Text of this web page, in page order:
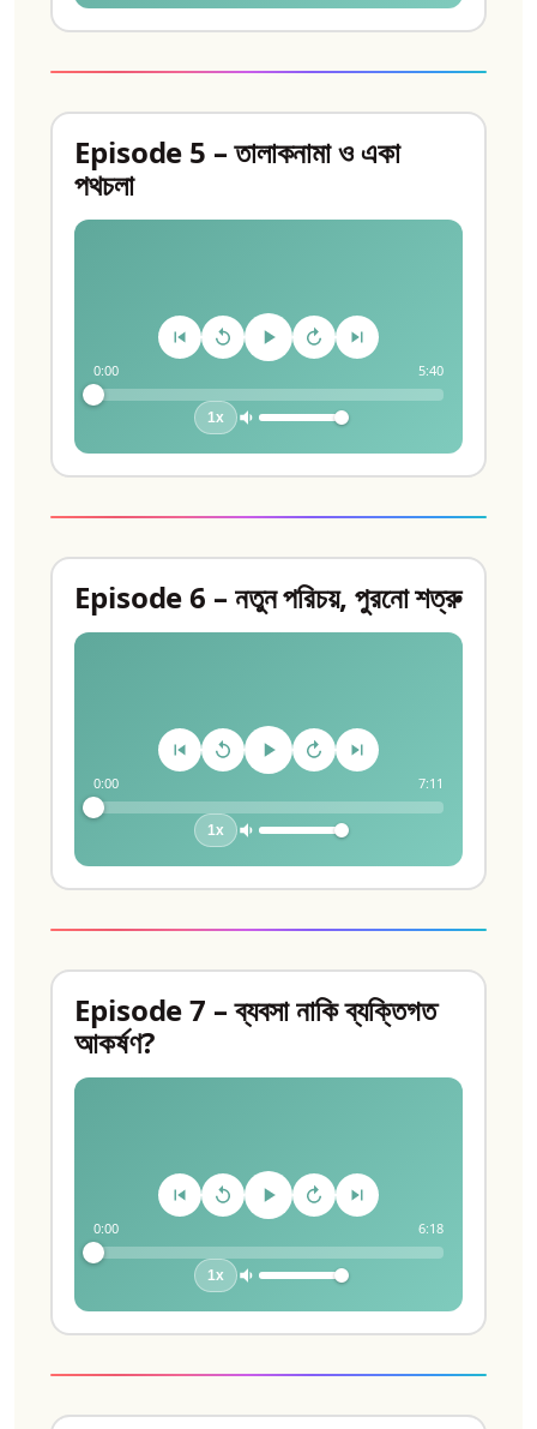
Episode 5 – তালাকনামা ও একা
পথচলা
0:00 5:40
1x
Episode 6 – নতুন পরিচয়, পুরনো শত্রু
0:00 7:11
1x
Episode 7 – ব্যবসা নাকি ব্যক্তিগত
আকর্ষণ?
0:00 6:18
1x